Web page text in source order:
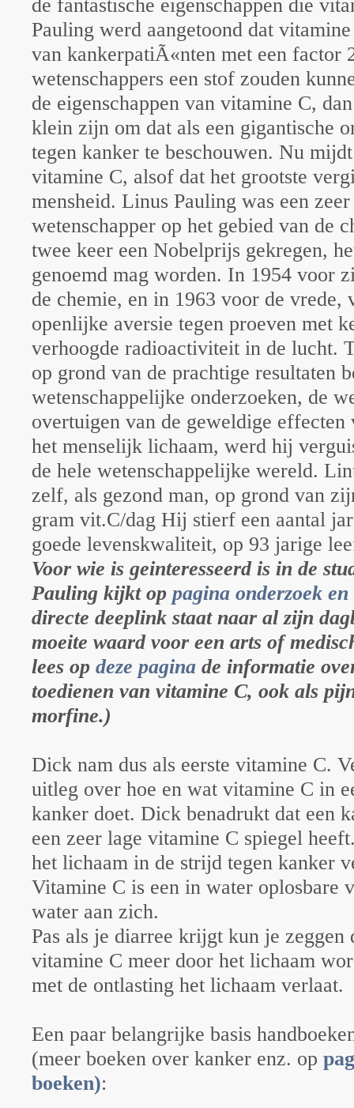
de fantastische eigenschappen die
Pauling werd aangetoond dat
van kankerpatiÃ«nten met een factor
wetenschappers een stof zouden
de eigenschappen van vitamine C,
klein zijn om dat als een gigantische
tegen kanker te beschouwen. Nu
vitamine C, alsof dat het grootste
mensheid. Linus Pauling was een
wetenschapper op het gebied van de
twee keer een Nobelprijs gekregen,
genoemd mag worden. In 1954 voor
de chemie, en in 1963 voor de vrede,
openlijke aversie tegen proeven met
verhoogde radioactiviteit in de lucht.
op grond van de prachtige resultaten
wetenschappelijke onderzoeken, de
overtuigen van de geweldige
het menselijk lichaam, werd hij
de hele wetenschappelijke wereld.
zelf, als gezond man, op grond van
gram vit.C/dag Hij stierf een aantal
goede levenskwaliteit, op 93 jarige
Voor wie is geinteresseerd is in de
Pauling kijkt op pagina onderzoek
directe deeplink staat naar al zijn
moeite waard voor een arts of
lees op deze pagina de informatie
toedienen van vitamine C, ook als
morfine.)
Dick nam dus als eerste vitamine C.
uitleg over hoe en wat vitamine C in
kanker doet. Dick benadrukt dat een
een zeer lage vitamine C spiegel
het lichaam in de strijd tegen kanker
Vitamine C is een in water oplosbare
water aan zich.
Pas als je diarree krijgt kun je zeggen
vitamine C meer door het lichaam
met de ontlasting het lichaam verlaat.
Een paar belangrijke basis
(meer boeken over kanker enz. op
boeken):